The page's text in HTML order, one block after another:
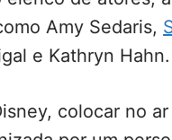
Amy Sedaris,
e Kathryn Hahn.
colocar no